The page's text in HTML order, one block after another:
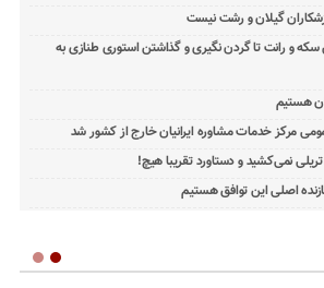
گیلان و رشت نیست
و رانت تا گردن نگیری و گذاشتن استوری طنازی به
هستیم
مرکز خدمات مشاوره ایرانیان خارج از کشور شد
نمی‌کشید و دستاورد تقریبا هیچ!
بازنده اصلی این توافق هستیم